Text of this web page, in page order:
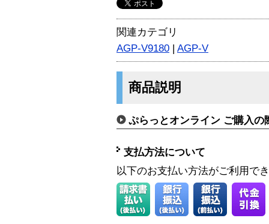
関連カテゴリ
AGP-V9180 | AGP-V
商品説明
ぷらっとオンライン ご購入の
支払方法について
以下のお支払い方法がご利用で